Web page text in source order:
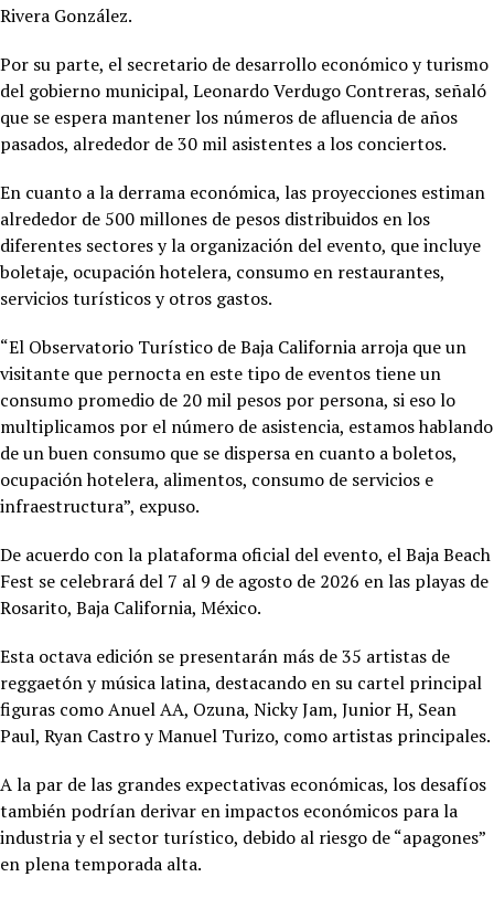
Rivera González.
Por su parte, el secretario de desarrollo económico y turismo
del gobierno municipal, Leonardo Verdugo Contreras, señaló
que se espera mantener los números de afluencia de años
pasados, alrededor de 30 mil asistentes a los conciertos.
En cuanto a la derrama económica, las proyecciones estiman
alrededor de 500 millones de pesos distribuidos en los
diferentes sectores y la organización del evento, que incluye
boletaje, ocupación hotelera, consumo en restaurantes,
servicios turísticos y otros gastos.
“El Observatorio Turístico de Baja California arroja que un
visitante que pernocta en este tipo de eventos tiene un
consumo promedio de 20 mil pesos por persona, si eso lo
multiplicamos por el número de asistencia, estamos hablando
de un buen consumo que se dispersa en cuanto a boletos,
ocupación hotelera, alimentos, consumo de servicios e
infraestructura”, expuso.
De acuerdo con la plataforma oficial del evento, el Baja Beach
Fest se celebrará del 7 al 9 de agosto de 2026 en las playas de
Rosarito, Baja California, México.
Esta octava edición se presentarán más de 35 artistas de
reggaetón y música latina, destacando en su cartel principal
figuras como Anuel AA, Ozuna, Nicky Jam, Junior H, Sean
Paul, Ryan Castro y Manuel Turizo, como artistas principales.
A la par de las grandes expectativas económicas, los desafíos
también podrían derivar en impactos económicos para la
industria y el sector turístico, debido al riesgo de “apagones”
en plena temporada alta.